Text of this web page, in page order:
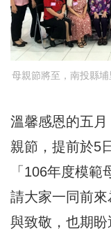
母親節將至，南投縣
溫馨感恩的五
親節，提前於5
「106年度模
請大家一同前
與致敬，也期